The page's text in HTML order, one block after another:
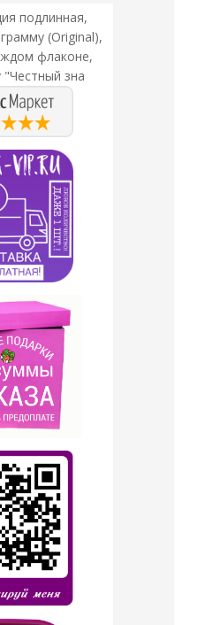
подлинная,
(Original),
флаконе,
"Честный зна